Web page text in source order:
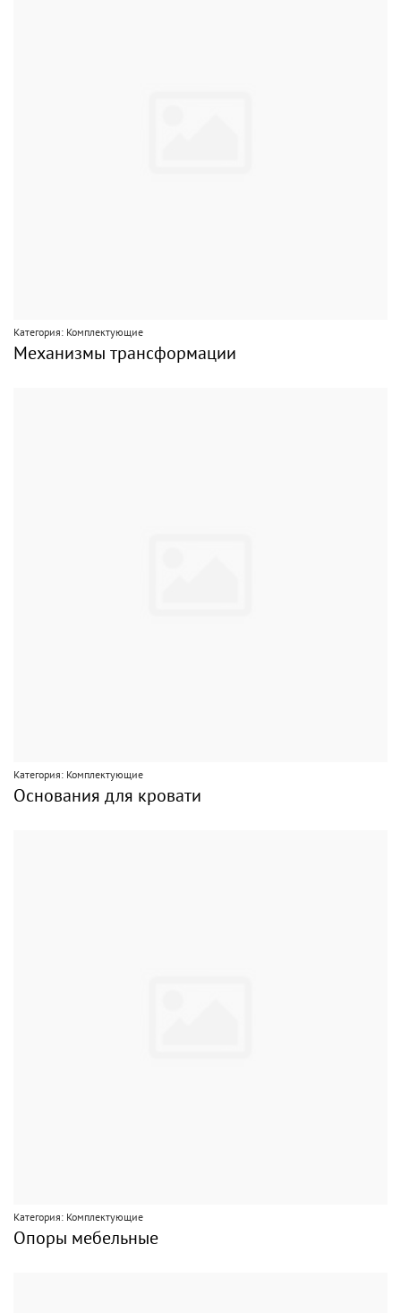
Категория: Комплектующие
Механизмы трансформации
Категория: Комплектующие
Основания для кровати
Категория: Комплектующие
Опоры мебельные